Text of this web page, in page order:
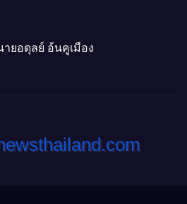
ยอดุลย์ อ้นคูเมือง